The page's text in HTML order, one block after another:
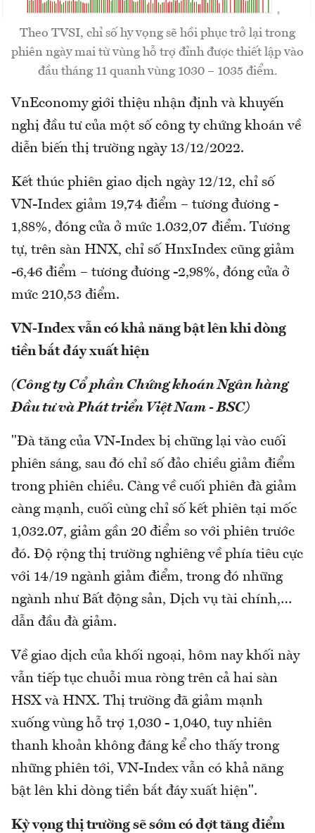
Theo TVSI, chỉ số hy vọng sẽ hồi phục trở lại trong
phiên ngày mai từ vùng hỗ trợ đỉnh được thiết lập vào
đầu tháng 11 quanh vùng 1030 – 1035 điểm.
VnEconomy giới thiệu nhận định và khuyến
nghị đầu tư của một số công ty chứng khoán về
diễn biến thị trường ngày 13/12/2022.
Kết thúc phiên giao dịch ngày 12/12, chỉ số
VN-Index giảm 19,74 điểm – tương đương -
1,88%, đóng cửa ở mức 1.032,07 điểm. Tương
tự, trên sàn HNX, chỉ số HnxIndex cũng giảm
-6,46 điểm – tương đương -2,98%, đóng cửa ở
mức 210,53 điểm.
VN-Index vẫn có khả năng bật lên khi dòng
tiền bắt đáy xuất hiện
(Công ty Cổ phần Chứng khoán Ngân hàng
Đầu tư và Phát triển Việt Nam - BSC)
"Đà tăng của VN-Index bị chững lại vào cuối
phiên sáng, sau đó chỉ số đảo chiều giảm điểm
trong phiên chiều. Càng về cuối phiên đà giảm
càng mạnh, cuối cùng chỉ số kết phiên tại mốc
1,032.07, giảm gần 20 điểm so với phiên trước
đó. Độ rộng thị trường nghiêng về phía tiêu cực
với 14/19 ngành giảm điểm, trong đó những
ngành như Bất động sản, Dịch vụ tài chính,…
dẫn đầu đà giảm.
Về giao dịch của khối ngoại, hôm nay khối này
vẫn tiếp tục chuỗi mua ròng trên cả hai sàn
HSX và HNX. Thị trường đã giảm mạnh
xuống vùng hỗ trợ 1,030 - 1,040, tuy nhiên
thanh khoản không đáng kể cho thấy trong
những phiên tới, VN-Index vẫn có khả năng
bật lên khi dòng tiền bắt đáy xuất hiện".
Kỳ vọng thị trường sẽ sớm có đợt tăng điểm